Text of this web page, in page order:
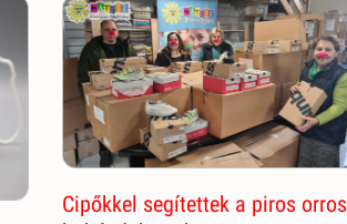
Cipőkkel segítettek a piros orros